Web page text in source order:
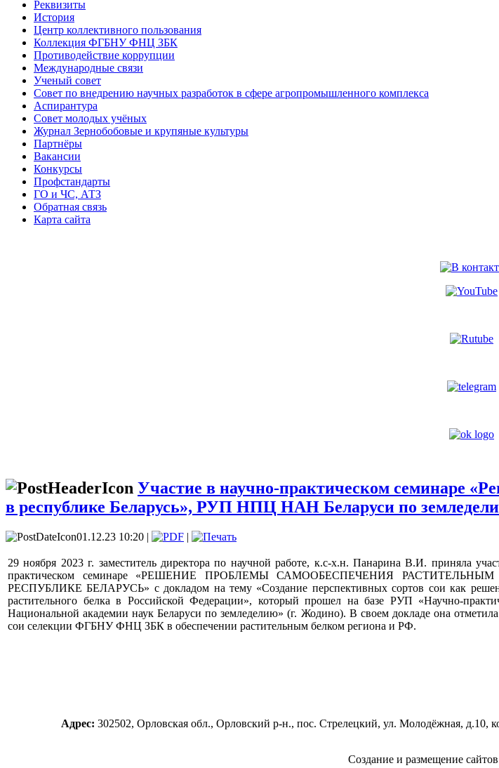
Реквизиты
История
Центр коллективного пользования
Коллекция ФГБНУ ФНЦ ЗБК
Противодействие коррупции
Международные связи
Ученый совет
Совет по внедрению научных разработок в сфере агропромышленного комплекса
Аспирантура
Совет молодых учёных
Журнал Зернобобовые и крупяные культуры
Партнёры
Вакансии
Конкурсы
Профстандарты
ГО и ЧС, АТЗ
Обратная связь
Карта сайта
Участие в научно-практическом семинаре
в республике Беларусь», РУП НПЦ НАН Беларуси по
01.12.23 10:20 | |
29 ноября 2023 г. заместитель директора по научной работе, к.с-х.н. Панарина В.И. приняла
практическом семинаре «РЕШЕНИЕ ПРОБЛЕМЫ САМООБЕСПЕЧЕНИЯ
РЕСПУБЛИКЕ БЕЛАРУСЬ» с докладом на тему «Создание перспективных сортов сои как
растительного белка в Российской Федерации», который прошел на базе РУП «Научно-
Национальной академии наук Беларуси по земледелию» (г. Жодино). В своем докладе она отметила
сои селекции ФГБНУ ФНЦ ЗБК в обеспечении растительным белком региона и РФ.
Адрес: 302502, Орловская обл., Орловский р-н., пос. Стрелецкий, ул. Молодёжная,
Создание и размещение сайтов